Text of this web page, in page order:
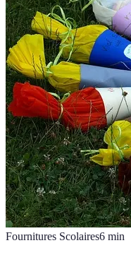
Fournitures Scolaires6 min